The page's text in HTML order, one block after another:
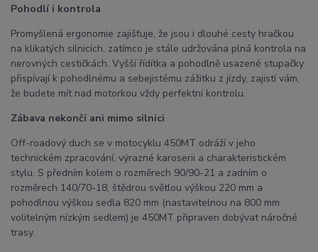
Pohodlí i kontrola
Promyšlená ergonomie zajišťuje, že jsou i dlouhé cesty hračkou
na klikatých silnicích, zatímco je stále udržována plná kontrola na
nerovných cestičkách. Vyšší řídítka a pohodlně usazené stupačky
přispívají k pohodlnému a sebejistému zážitku z jízdy, zajistí vám,
že budete mít nad motorkou vždy perfektní kontrolu.
Zábava nekončí ani mimo silnici
Off-roadový duch se v motocyklu 450MT odráží v jeho
technickém zpracování, výrazné karoserii a charakteristickém
stylu. S předním kolem o rozměrech 90/90-21 a zadním o
rozměrech 140/70-18, štědrou světlou výškou 220 mm a
pohodlnou výškou sedla 820 mm (nastavitelnou na 800 mm
volitelným nízkým sedlem) je 450MT připraven dobývat náročné
trasy.